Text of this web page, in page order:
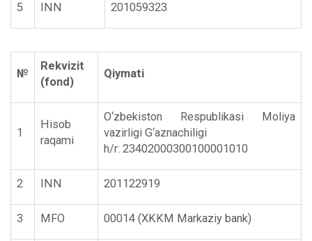
5 INN 201059323
№
Rekvizit
(fond)
Qiymati
1
Hisob
raqami
O‘zbekiston Respublikasi Moliya
vazirligi G‘aznachiligi
h/r: 23402000300100001010
2 INN 201122919
3 MFO 00014 (XKKM Markaziy bank)